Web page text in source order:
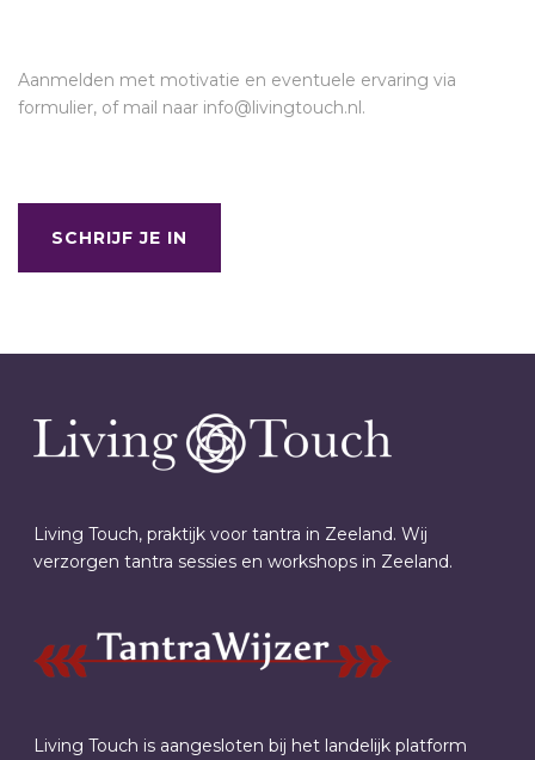
Aanmelden met motivatie en eventuele ervaring via
formulier, of mail naar info@livingtouch.nl.
SCHRIJF JE IN
Living Touch, praktijk voor tantra in Zeeland. Wij
verzorgen tantra sessies en workshops in Zeeland.
Living Touch is aangesloten bij het landelijk platform